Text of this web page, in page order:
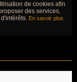
de cookies afin
des services,
En savoir plus